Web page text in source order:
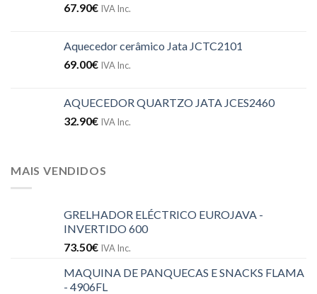
67.90€ IVA Inc.
Aquecedor cerâmico Jata JCTC2101
69.00€ IVA Inc.
AQUECEDOR QUARTZO JATA JCES2460
32.90€ IVA Inc.
MAIS VENDIDOS
GRELHADOR ELÉCTRICO EUROJAVA -
INVERTIDO 600
73.50€ IVA Inc.
MAQUINA DE PANQUECAS E SNACKS FLAMA
- 4906FL